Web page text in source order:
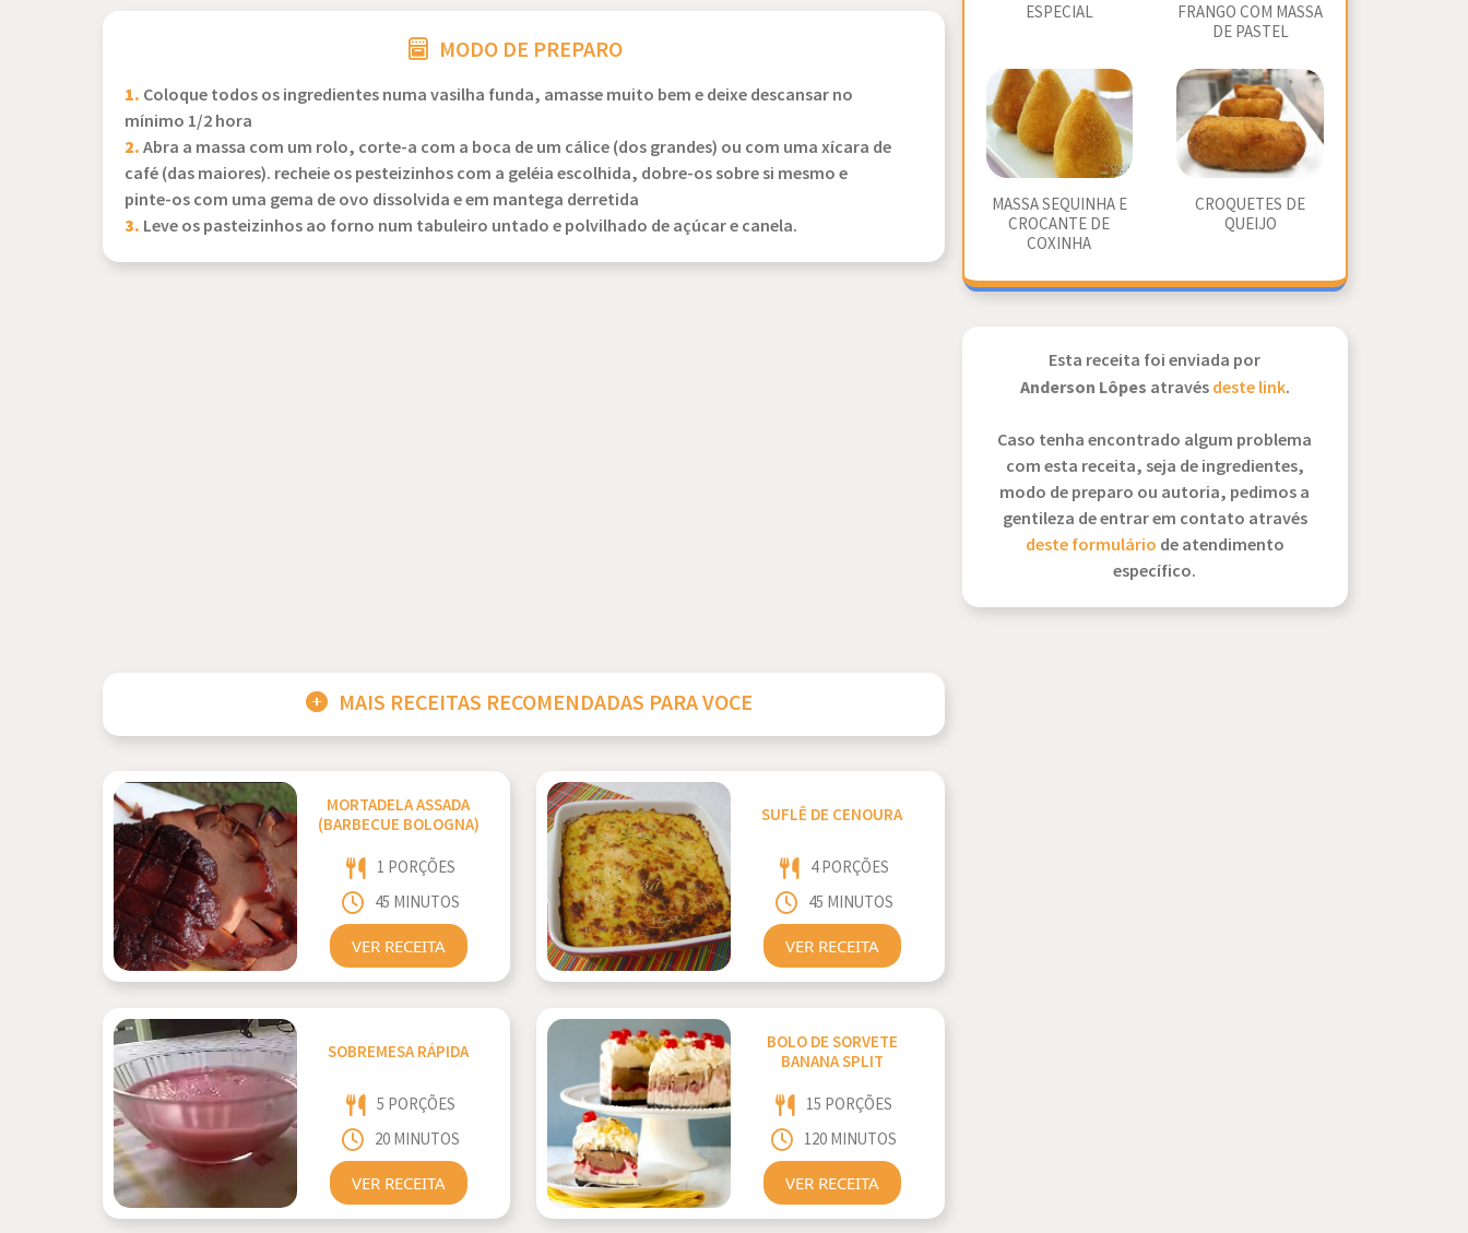
MODO DE PREPARO
1. Coloque todos os ingredientes numa vasilha funda, amasse muito bem e deixe descansar no
mínimo 1/2 hora
2.Abra a massa com um rolo, corte-a com a boca de um cálice (dos grandes) ou com uma xícara de
café (das maiores). recheie os pesteizinhos com a geléia escolhida, dobre-os sobre si mesmo e
pinte-os com uma gema de ovo dissolvida e em mantega derretida
3. Leve os pasteizinhos ao forno num tabuleiro untado e polvilhado de açúcar e canela.
MAIS RECEITAS RECOMENDADAS PARA VOCE
MORTADELA ASSADA
(BARBECUE BOLOGNA)
1 PORÇÕES
45 MINUTOS
VER RECEITA
SUFLÊ DE CENOURA
4 PORÇÕES
45 MINUTOS
VER RECEITA
SOBREMESA RÁPIDA
5 PORÇÕES
20 MINUTOS
VER RECEITA
BOLO DE SORVETE
BANANA SPLIT
15 PORÇÕES
120 MINUTOS
VER RECEITA
ESPECIAL
FRANGO COM MASSA
DE PASTEL
MASSA SEQUINHA E
CROCANTE DE
COXINHA
CROQUETES DE
QUEIJO
Esta receita foi enviada por
Anderson Lôpes atravésdeste link.
Caso tenha encontrado algum problema
com esta receita, seja de ingredientes,
modo de preparo ou autoria, pedimos a
gentileza de entrar em contato através
deste formulário de atendimento
específico.